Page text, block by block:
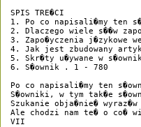
SPIS TRE�CI
1. Po co napisali�my ten
2. Dlaczego wiele s��w
3. Zapo�yczenia j�zykowe
4. Jak jest zbudowany
5. Skr�ty u�ywane w
6. S�ownik . 1 - 780
Po co napisali�my ten
S�owniki, w tym tak�e
Szukanie obja�nie�
Ale chodzi nam te� o co�
VII